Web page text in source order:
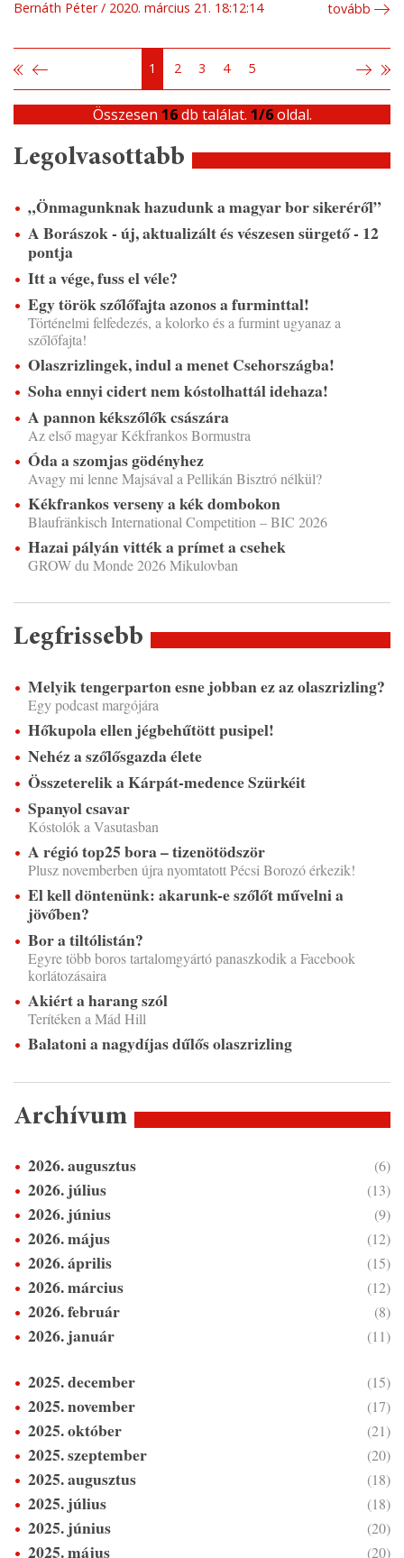
Bernáth Péter 2020. március 21. 18:12:14 tovább
1 2 3 4 5
Összesen 16db találat. 1/6oldal.
Legolvasottabb
„Önmagunknak hazudunk a magyar bor sikeréről”
A Borászok - új, aktualizált és vészesen sürgető - 12
pontja
Itt a vége, fuss el véle?
Egy török szőlőfajta azonos a furminttal!
Történelmi felfedezés, a kolorko és a furmint ugyanaz a
szőlőfajta!
Olaszrizlingek, indul a menet Csehországba!
Soha ennyi cidert nem kóstolhattál idehaza!
A pannon kékszőlők császára
Az első magyar Kékfrankos Bormustra
Óda a szomjas gödényhez
Avagy mi lenne Majsával a Pellikán Bisztró nélkül?
Kékfrankos verseny a kék dombokon
Blaufränkisch International Competition – BIC 2026
Hazai pályán vitték a prímet a csehek
GROW du Monde 2026 Mikulovban
Legfrissebb
Melyik tengerparton esne jobban ez az olaszrizling?
Egy podcast margójára
Hőkupola ellen jégbehűtött pusipel!
Nehéz a szőlősgazda élete
Összeterelik a Kárpát-medence Szürkéit
Spanyol csavar
Kóstolók a Vasutasban
A régió top25 bora – tizenötödször
Plusz novemberben újra nyomtatott Pécsi Borozó érkezik!
El kell döntenünk: akarunk-e szőlőt művelni a
jövőben?
Bor a tiltólistán?
Egyre több boros tartalomgyártó panaszkodik a Facebook
korlátozásaira
Akiért a harang szól
Terítéken a Mád Hill
Balatoni a nagydíjas dűlős olaszrizling
Archívum
2026. augusztus (6)
2026. július (13)
2026. június (9)
2026. május (12)
2026. április (15)
2026. március (12)
2026. február (8)
2026. január (11)
2025. december (15)
2025. november (17)
2025. október (21)
2025. szeptember (20)
2025. augusztus (18)
2025. július (18)
2025. június (20)
2025. május (20)